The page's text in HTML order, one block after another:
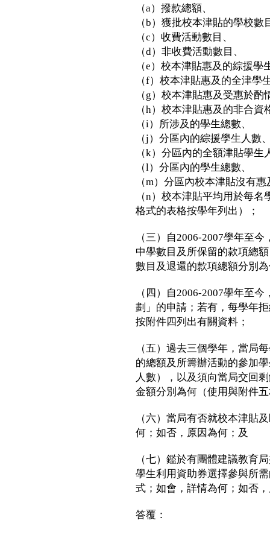
（a）撥款總額、
（b）獲批校本津貼的學校數
（c）收費活動數目、
（d）非收費活動數目、
（e）校本津貼惠及的綜援學
（f）校本津貼惠及的全津學
（g）校本津貼惠及受惠於酌
（h）校本津貼惠及的非合資
（i）所涉及的學生總數、
（j）分區內的綜援學生人數
（k）分區內的全額津貼學生
（l）分區內的學生總數、
（m）分區內校本津貼沒有
（n）校本津貼平均用於每
格式的表格按學年列出）；
（三）自2006-2007學年至
中學數目及所保留的款項總
數目及退還的款項總額分別
（四）自2006-2007學年至
劃」的申請；若有，每學年
按附件四列出有關資料；
（五）過去三個學年，當局
的總額及所籌辦活動的參加
人數），以及須向當局交回
金額分別為何（使用與附件
（六）當局有否就校本津貼
何；如否，原因為何；及
（七）鑑於有團體建議教育
學生利用資助券選擇參與所
式；如會，詳情為何；如否
答覆：